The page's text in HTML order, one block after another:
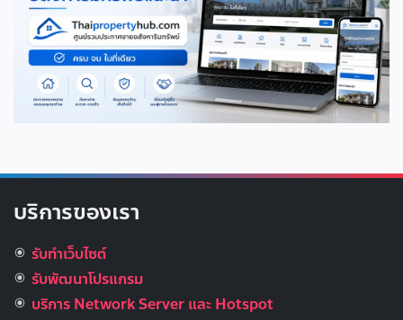
บริการของเรา
รับทำเว็บไซต์
รับพัฒนาโปรแกรม
บริการ Network Server และ Hotspot